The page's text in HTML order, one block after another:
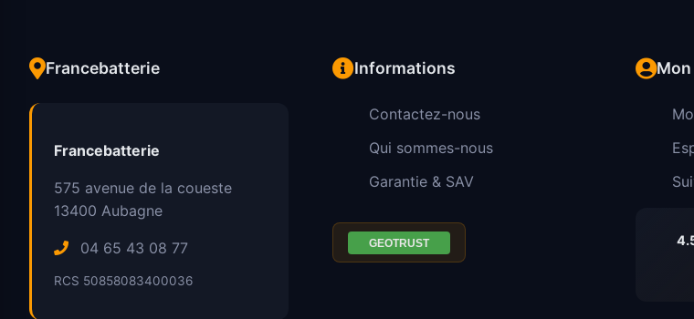
Francebatterie
Francebatterie
575 avenue de la coueste
13400 Aubagne
04 65 43 08 77
RCS 50858083400036
Informations
Contactez-nous
Qui sommes-nous
Garantie & SAV